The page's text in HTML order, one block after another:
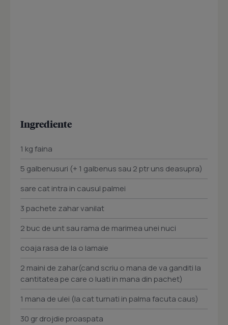
Ingrediente
1 kg faina
5 galbenusuri (+ 1 galbenus sau 2 ptr uns deasupra)
sare cat intra in causul palmei
3 pachete zahar vanilat
2 buc de unt sau rama de marimea unei nuci
coaja rasa de la o lamaie
2 maini de zahar(cand scriu o mana de va ganditi la
cantitatea pe care o luati in mana din pachet)
1 mana de ulei (la cat turnati in palma facuta caus)
30 gr drojdie proaspata